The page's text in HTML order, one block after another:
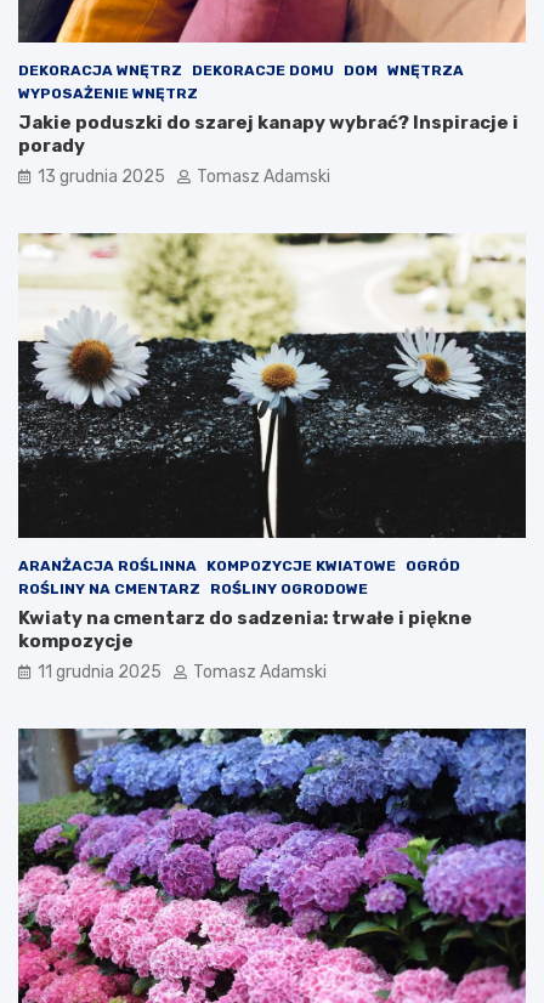
DEKORACJA WNĘTRZ DEKORACJE DOMU DOM
WNĘTRZA
WYPOSAŻENIE WNĘTRZ
Jakie poduszki do szarej kanapy wybrać? Inspiracje i
porady
13 grudnia 2025 Tomasz Adamski
ARANŻACJA ROŚLINNA KOMPOZYCJE KWIATOWE
OGRÓD
ROŚLINY NA CMENTARZ
ROŚLINY OGRODOWE
Kwiaty na cmentarz do sadzenia: trwałe i piękne
kompozycje
11 grudnia 2025 Tomasz Adamski